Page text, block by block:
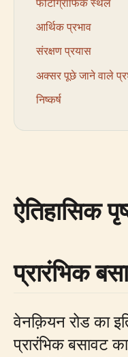
आर्थिक प्रभाव
संरक्षण प्रयास
अक्सर पूछे जाने वाले
निष्कर्ष
ऐतिहासिक
प्रारंभिक
वेनक़ियन रोड का
प्रारंभिक बसावट